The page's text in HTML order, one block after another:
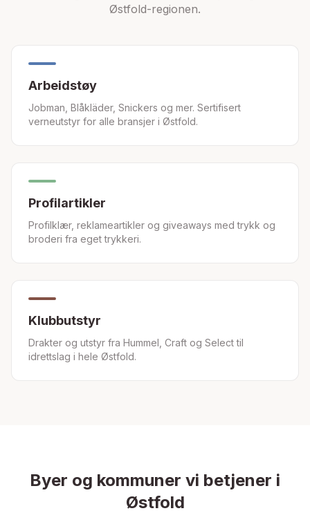
Østfold-regionen.
Arbeidstøy
Jobman, Blåkläder, Snickers og mer. Sertifisert
verneutstyr for alle bransjer i Østfold.
Profilartikler
Profilklær, reklameartikler og giveaways med trykk og
broderi fra eget trykkeri.
Klubbutstyr
Drakter og utstyr fra Hummel, Craft og Select til
idrettslag i hele Østfold.
Byer og kommuner vi betjener i
Østfold